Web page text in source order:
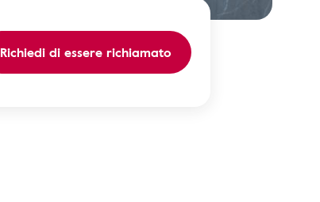
Richiedi di essere richiamato